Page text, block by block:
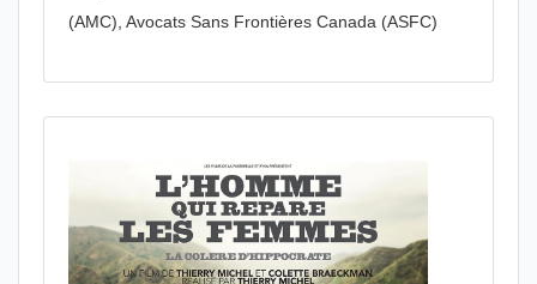
(AMC), Avocats Sans Frontières Canada (ASFC)